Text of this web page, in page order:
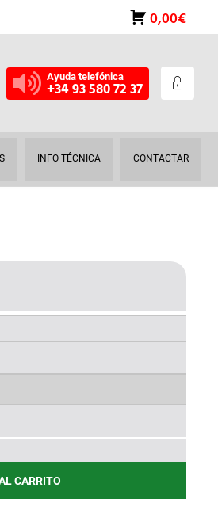
0,00€
Ayuda telefónica
+34 93 580 72 37
INFO TÉCNICA CONTACTAR
CARRITO